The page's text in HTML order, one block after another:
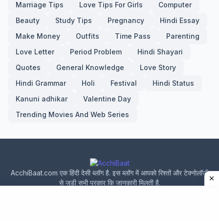
Marriage Tips
Love Tips For Girls
Computer
Beauty
Study Tips Pregnancy
Hindi Essay
Make Money
Outfits Time Pass
Parenting
Love Letter
Period Problem
Hindi Shayari
Quotes
General Knowledge
Love Story
Hindi Grammar
Holi Festival
Hindi Status
Kanuni adhikar
Valentine Day
Trending Movies And Web Series
AcchiBaat.com एक हिंदी देसी ब्लॉग है. इस ब्लॉग में आपको रिश्तों और टेक्नोलॉजी
से जुड़ी सभी प्रकार कि जानकारी मिलती है.